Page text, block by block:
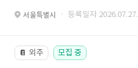
서울특별시 · 등록일자 2026.07.27.
📔 외주 모집 중